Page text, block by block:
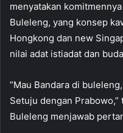
menyatakan
Buleleng, yang konsep
Hongkong dan new
nilai adat istiadat dan
”Mau Bandara di
Setuju dengan
Buleleng menjawab